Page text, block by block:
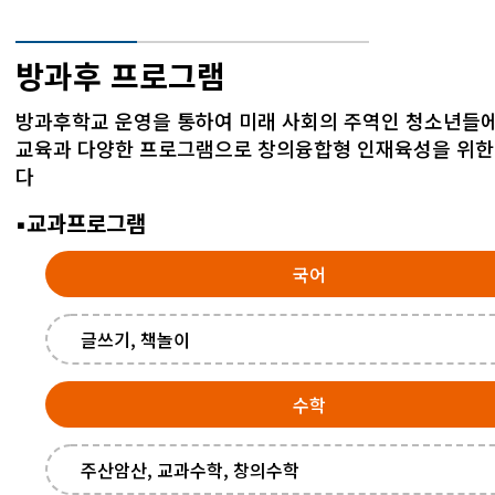
방과후 프로그램
방과후학교 운영을 통하여 미래 사회의 주역인 청소년들
교육과 다양한 프로그램으로 창의융합형 인재육성을 위
다
교과프로그램
국어
글쓰기, 책놀이
수학
주산암산, 교과수학, 창의수학